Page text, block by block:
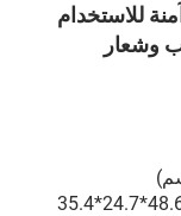
8 أونصات آمنة للاستخدام
وشعار
19.13*9.72*13.94 بوصة (48.6*24.7*35.4